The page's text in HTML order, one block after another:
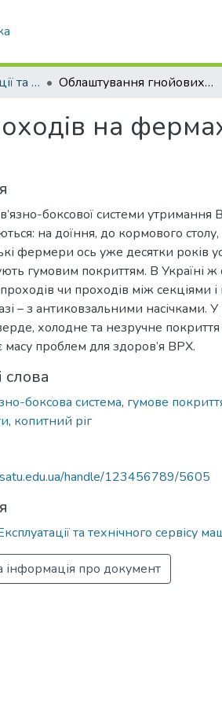
Кафедра Експлуатації та технічного сервісу машин Облаштування гнойових проходів на фермах великої рогатої худоби
на
боксової системи утримання
на доїння, до кормового
фермери ось уже десятки років
гумовим покриттям. В Україні ж
чи проходів між секціями
– з антиковзальними насічками. У
холодне та незручне
масу проблем для здоров’я ВРХ.
слова
боксова система, гумове
, копитний ріг
handle/123456789/5605
та технічного сервісу
інформація про документ